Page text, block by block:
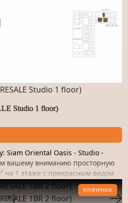
Studio 1 floor)
Siam Oriental Oasis - Studio -
вашему вниманию просторную
на 1 этаже с прекрасным видом
качественным материалом и
1
ВТОРИЧНОЕ